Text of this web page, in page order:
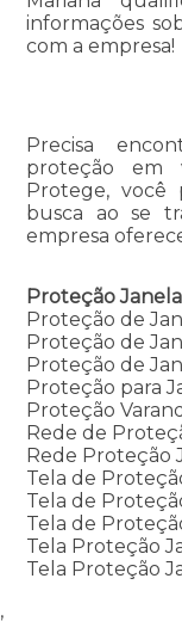
informações
com a empresa!
Precisa
proteção em
Protege,
busca ao se
empresa
Proteção
Proteção de
Proteção de
Proteção de
Proteção para
Proteção
Rede de
Rede Proteção
Tela de
Tela de
Tela de
Tela Proteção
Tela Proteção
,